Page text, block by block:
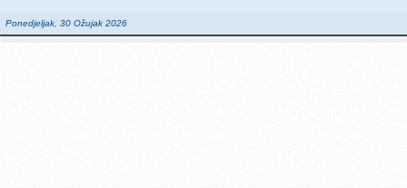
Ponedjeljak, 30 Ožujak 2026